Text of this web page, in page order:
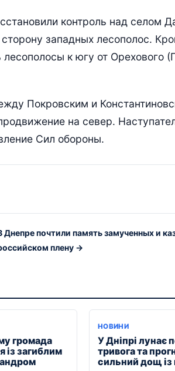
контроль над селом
западных лесополос.
к югу от Орехового
Покровским и
на север.
Сил обороны.
Днепре почтили память замученных и
плену →
громада
із загиблим
НОВИНИ
У Дніпрі лунає
тривога та
сильний дощ із